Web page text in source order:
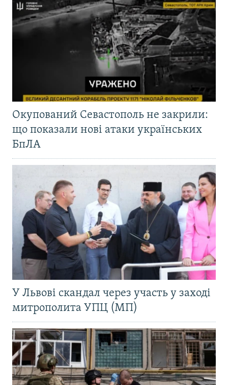
Окупований Севастополь не закрили:
що показали нові атаки українських
БпЛА
У Львові скандал через участь у заході
митрополита УПЦ (МП)